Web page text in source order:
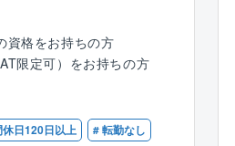
のプランニング・自由設
計業務のみに集中できま
10件～15件程を担当。
資格をお持ちの方
限定可）をお持ちの方
ご経験
日120日以上 # 転勤なし